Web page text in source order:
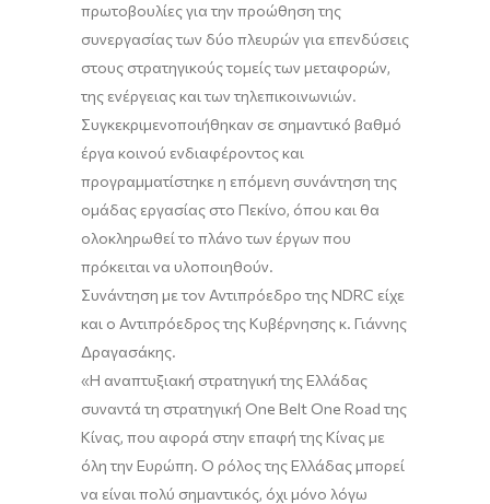
πρωτοβουλίες για την προώθηση της
συνεργασίας των δύο πλευρών για επενδύσεις
στους στρατηγικούς τομείς των μεταφορών,
της ενέργειας και των τηλεπικοινωνιών.
Συγκεκριμενοποιήθηκαν σε σημαντικό βαθμό
έργα κοινού ενδιαφέροντος και
προγραμματίστηκε η επόμενη συνάντηση της
ομάδας εργασίας στο Πεκίνο, όπου και θα
ολοκληρωθεί το πλάνο των έργων που
πρόκειται να υλοποιηθούν.
Συνάντηση με τον Αντιπρόεδρο της NDRC είχε
και ο Αντιπρόεδρος της Κυβέρνησης κ. Γιάννης
Δραγασάκης.
«Η αναπτυξιακή στρατηγική της Ελλάδας
συναντά τη στρατηγική One Belt One Road της
Κίνας, που αφορά στην επαφή της Κίνας με
όλη την Ευρώπη. Ο ρόλος της Ελλάδας μπορεί
να είναι πολύ σημαντικός, όχι μόνο λόγω